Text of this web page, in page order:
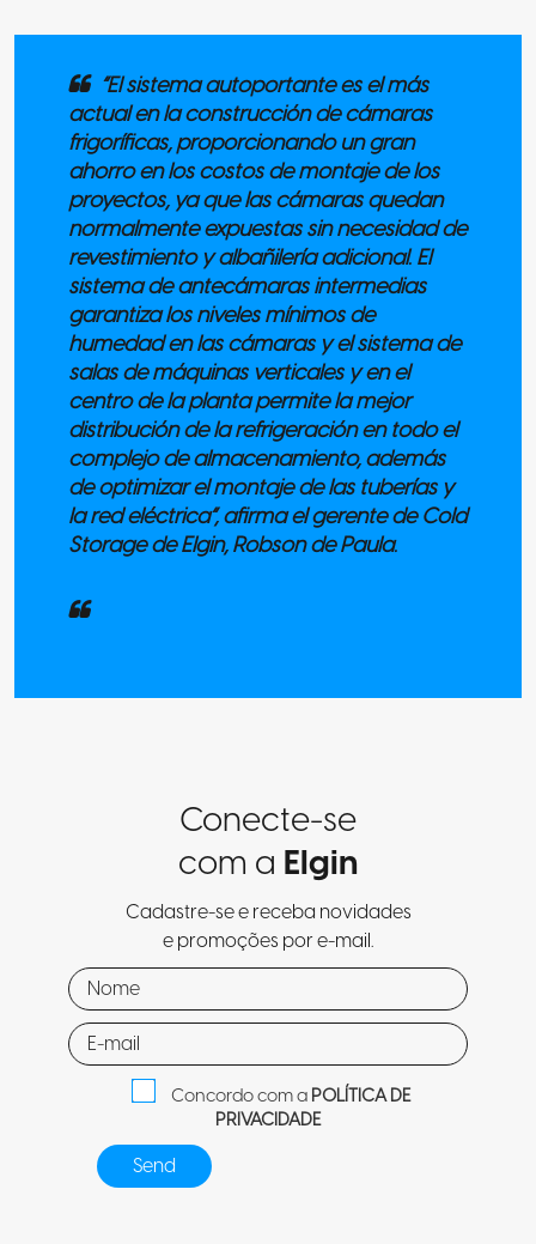
“El sistema autoportante es el más
actual en la construcción de cámaras
frigoríficas, proporcionando un gran
ahorro en los costos de montaje de los
proyectos, ya que las cámaras quedan
normalmente expuestas sin necesidad de
revestimiento y albañilería adicional. El
sistema de antecámaras intermedias
garantiza los niveles mínimos de
humedad en las cámaras y el sistema de
salas de máquinas verticales y en el
centro de la planta permite la mejor
distribución de la refrigeración en todo el
complejo de almacenamiento, además
de optimizar el montaje de las tuberías y
la red eléctrica”, afirma el gerente de Cold
Storage de Elgin, Robson de Paula.
Conecte-se
com a Elgin
Cadastre-se e receba novidades
e promoções por e-mail.
Concordo com aPOLÍTICA DE
PRIVACIDADE